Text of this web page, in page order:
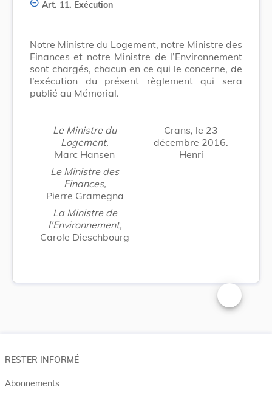
Art. 11. Exécution
Notre Ministre du Logement, notre Ministre des
Finances et notre Ministre de l’Environnement
sont chargés, chacun en ce qui le concerne, de
l’exécution du présent règlement qui sera
publié au Mémorial.
Le Ministre du
Logement,
Marc Hansen
Le Ministre des
Finances,
Pierre Gramegna
La Ministre de
l'Environnement,
Carole Dieschbourg
Crans, le 23
décembre 2016.
Henri
Changer la
RESTER INFORMÉ
Abonnements